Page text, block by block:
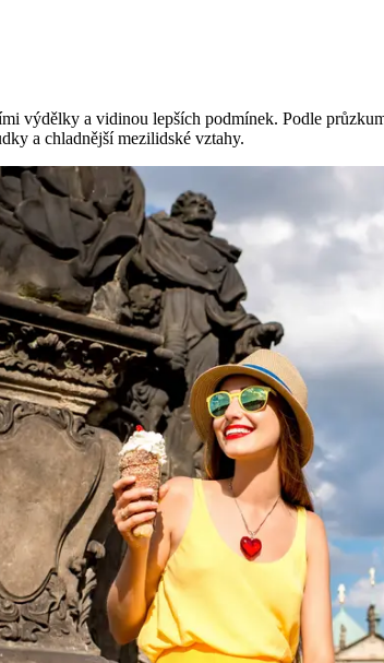
výdělky a vidinou lepších podmínek. Podle
a chladnější mezilidské vztahy.